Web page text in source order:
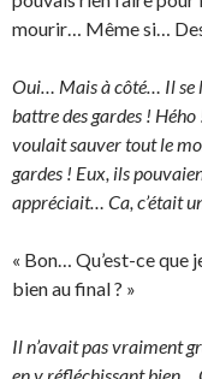
mourir… Même si…
Oui… Mais à côté… Il se
battre des gardes !
voulait sauver tout le
gardes ! Eux, ils
appréciait… Ca, c’était
« Bon… Qu’est-ce que
bien au final ? »
Il n’avait pas vraiment